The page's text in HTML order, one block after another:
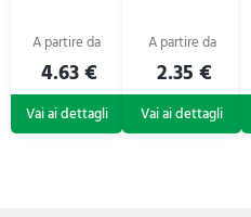
4.63 € 2.35 €